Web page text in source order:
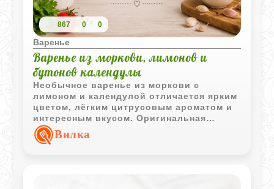
867 0 0
Варенье
Варенье из моркови, лимонов и
бутонов календулы
Необычное варенье из моркови с
лимоном и календулой отличается ярким
цветом, лёгким цитрусовым ароматом и
интересным вкусом. Оригинальная
заготовка для любителей нестандартных
домашних десертов.
Вилка